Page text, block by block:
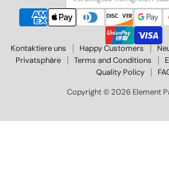
Kontaktiere uns Happy Customers
Privatsphäre
Terms and Conditions
Quality Policy
Copyright © 2026 Element